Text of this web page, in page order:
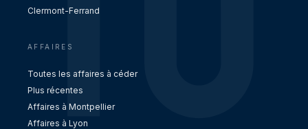
Clermont-Ferrand
AFFAIRES
Toutes les affaires à céder
Plus récentes
Affaires à Montpellier
Affaires à Lyon